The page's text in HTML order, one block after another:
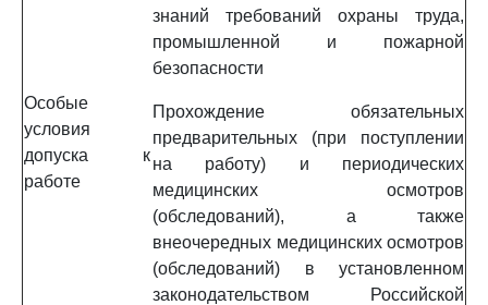
Особые
условия
допуска к
работе
знаний требований охраны труда,
промышленной и пожарной
безопасности
Прохождение обязательных
предварительных (при поступлении
на работу) и периодических
медицинских осмотров
(обследований), а также
внеочередных медицинских осмотров
(обследований) в установленном
законодательством Российской